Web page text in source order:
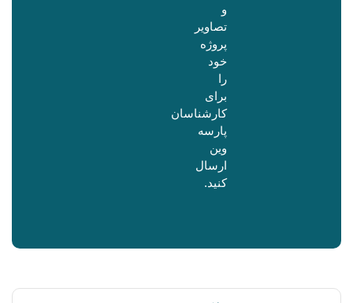
و
تصاویر
پروژه
خود
را
برای
کارشناسان
پارسه
وین
ارسال
کنید.